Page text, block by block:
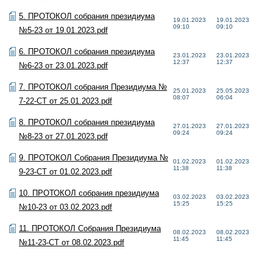
5. ПРОТОКОЛ собрания президиума
№5-23 от 19.01.2023.pdf
19.01.2023
09:10
19.01.2023
09:10
6. ПРОТОКОЛ собрания президиума
№6-23 от 23.01.2023.pdf
23.01.2023
12:37
23.01.2023
12:37
7. ПРОТОКОЛ собрания Президиума №
7-22-СТ от 25.01.2023.pdf
25.01.2023
08:07
25.05.2023
06:04
8. ПРОТОКОЛ собрания президиума
№8-23 от 27.01.2023.pdf
27.01.2023
09:24
27.01.2023
09:24
9. ПРОТОКОЛ Собрания Президиума №
9-23-СТ от 01.02.2023.pdf
01.02.2023
11:38
01.02.2023
11:38
10. ПРОТОКОЛ собрания президиума
№10-23 от 03.02.2023.pdf
03.02.2023
15:25
03.02.2023
15:25
11. ПРОТОКОЛ Собрания Президиума
№11-23-СТ от 08.02.2023.pdf
08.02.2023
11:45
08.02.2023
11:45